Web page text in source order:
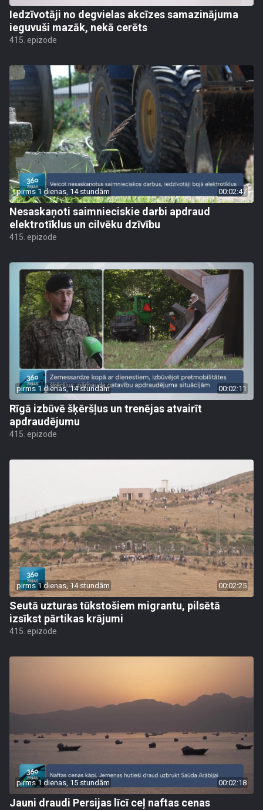
Iedzīvotāji no degvielas akcīzes samazinājuma
ieguvuši mazāk, nekā cerēts
415. epizode
pirms 1 dienas, 14 stundām 00:02:47
Nesaskaņoti saimnieciskie darbi apdraud
elektrotīklus un cilvēku dzīvību
415. epizode
pirms 1 dienas, 14 stundām 00:02:11
Rīgā izbūvē šķēršļus un trenējas atvairīt
apdraudējumu
415. epizode
pirms 1 dienas, 14 stundām 00:02:25
Seutā uzturas tūkstošiem migrantu, pilsētā
izsīkst pārtikas krājumi
415. epizode
pirms 1 dienas, 15 stundām 00:02:18
Jauni draudi Persijas līcī ceļ naftas cenas